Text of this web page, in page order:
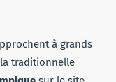
à grands
traditionnelle